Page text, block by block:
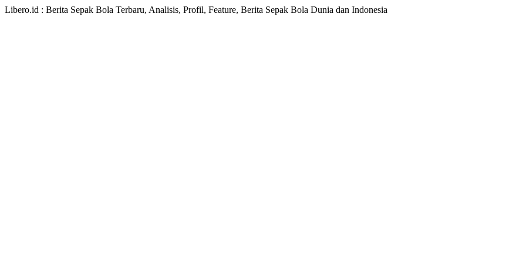
Libero.id : Berita Sepak Bola Terbaru, Analisis, Profil, Feature, Berita Sepak Bola Dunia dan Indonesia